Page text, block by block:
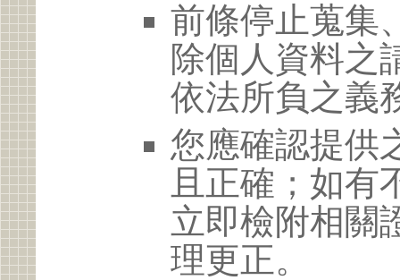
前條停止蒐集
除個人資料之
依法所負之義
您應確認提供
且正確；如有
立即檢附相關
理更正。